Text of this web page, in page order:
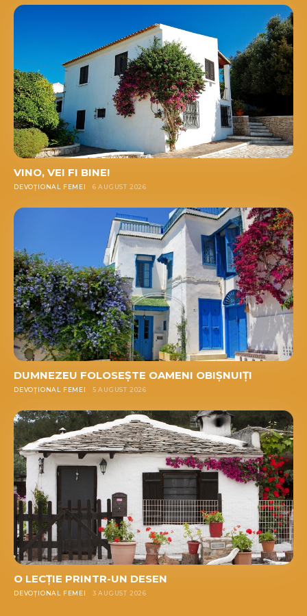
VINO, VEI FI BINE!
DEVOȚIONAL FEMEI 6 AUGUST 2026
DUMNEZEU FOLOSEȘTE OAMENI OBIȘNUIȚI
DEVOȚIONAL FEMEI 5 AUGUST 2026
O LECȚIE PRINTR-UN DESEN
DEVOȚIONAL FEMEI 3 AUGUST 2026